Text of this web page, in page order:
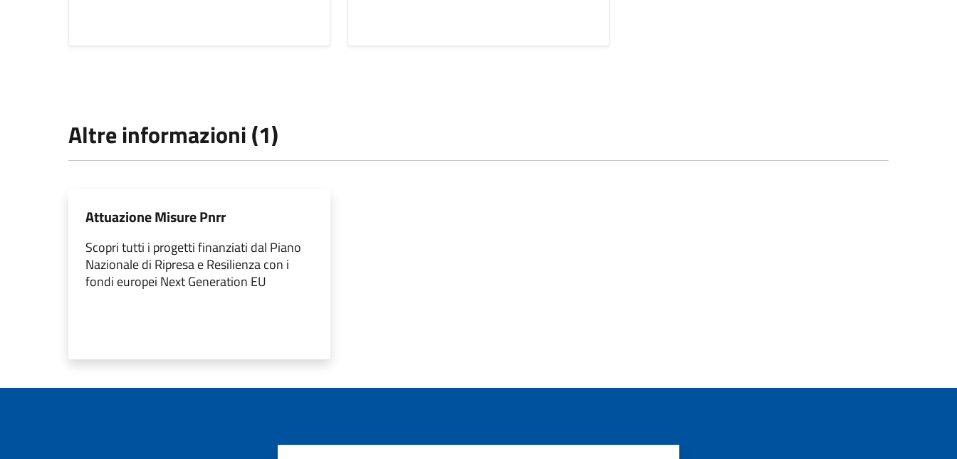
Altre informazioni (1)
Attuazione Misure Pnrr
Scopri tutti i progetti finanziati dal Piano
Nazionale di Ripresa e Resilienza con i
fondi europei Next Generation EU